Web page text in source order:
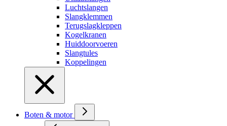
Luchtslangen
Slangklemmen
Terugslagkleppen
Kogelkranen
Huiddoorvoeren
Slangtules
Koppelingen
Boten & motor